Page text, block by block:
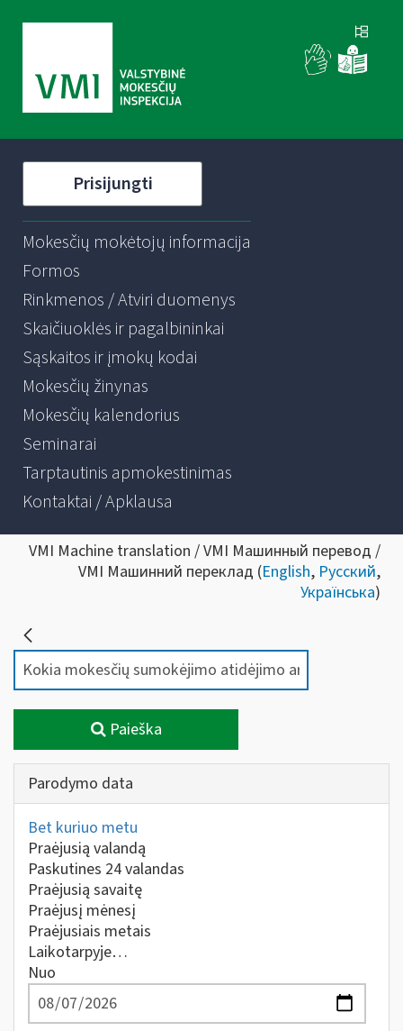
Prisijungti
Mokesčių mokėtojų informacija
Formos
Rinkmenos / Atviri duomenys
Skaičiuoklės ir pagalbininkai
Sąskaitos ir įmokų kodai
Mokesčių žinynas
Mokesčių kalendorius
Seminarai
Tarptautinis apmokestinimas
Kontaktai / Apklausa
VMI Machine translation / VMI Машинный перевод /
VMI Машинний переклад (English, Русский,
Українська)
Paieška
Parodymo data
Bet kuriuo metu
Praėjusią valandą
Paskutines 24 valandas
Praėjusią savaitę
Praėjusį mėnesį
Praėjusiais metais
Laikotarpyje…
Nuo